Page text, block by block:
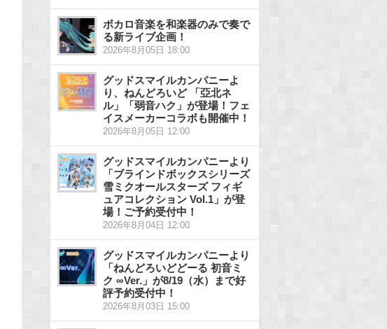
ボカロ音楽を和楽器のみで奏で
る新ライブ企画！
2026年8月05日 18:00
グッドスマイルカンパニーよ
り、ねんどろいど 「亞北ネ
ル」「弱音ハク」が登場！フェ
イスメーカーコラボも開催中！
2026年8月05日 12:00
グッドスマイルカンパニーより
「ブラインドボックスシリーズ
雪ミクオールスターズ フィギ
ュアコレクション Vol.1」が登
場！ご予約受付中！
2026年8月04日 12:00
グッドスマイルカンパニーより
「ねんどろいどどーる 初音ミ
ク ∞Ver.」が8/19（水）まで好
評予約受付中！
2026年8月03日 15:00